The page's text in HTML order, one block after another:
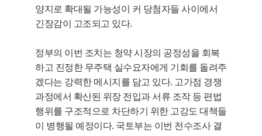
양지로 확대될 가능성이 커 당첨자들 사이에서
긴장감이 고조되고 있다.
정부의 이번 조치는 청약 시장의 공정성을 회복
하고 진정한 무주택 실수요자에게 기회를 돌려주
겠다는 강력한 메시지를 담고 있다. 고가점 경쟁
과정에서 확산된 위장 전입과 서류 조작 등 편법
행위를 구조적으로 차단하기 위한 고강도 대책들
이 병행될 예정이다. 국토부는 이번 전수조사 결